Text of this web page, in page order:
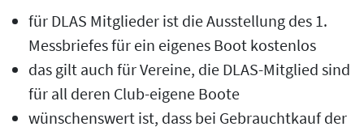
für DLAS Mitglieder ist die Ausstellung des 1.
Messbriefes für ein eigenes Boot kostenlos
das gilt auch für Vereine, die DLAS-Mitglied sind
für all deren Club-eigene Boote
wünschenswert ist, dass bei Gebrauchtkauf der